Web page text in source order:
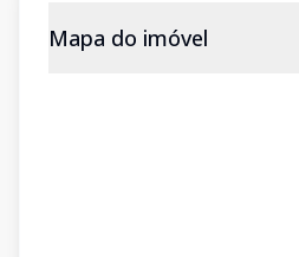
Mapa do imóvel